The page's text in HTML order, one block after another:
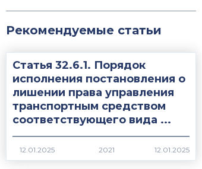
Рекомендуемые статьи
Статья 32.6.1. Порядок
исполнения постановления о
лишении права управления
транспортным средством
соответствующего вида ...
2021